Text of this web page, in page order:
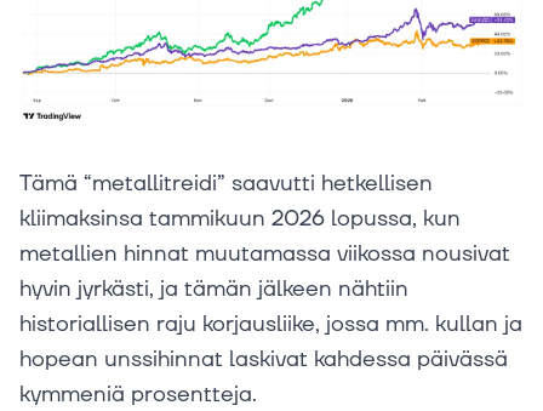
Tämä “metallitreidi” saavutti hetkellisen
kliimaksinsa tammikuun 2026 lopussa, kun
metallien hinnat muutamassa viikossa nousivat
hyvin jyrkästi, ja tämän jälkeen nähtiin
historiallisen raju korjausliike, jossa mm. kullan ja
hopean unssihinnat laskivat kahdessa päivässä
kymmeniä prosentteja.